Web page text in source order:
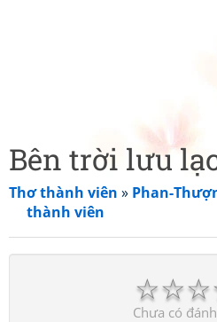
Bên trời lưu
Thơ thành viên » Phan-
thành viên
☆
☆
☆
Chưa có